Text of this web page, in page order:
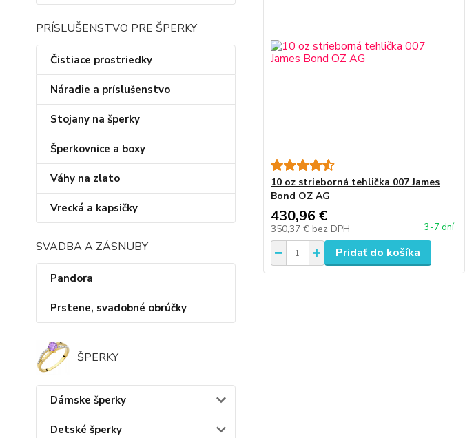
PRÍSLUŠENSTVO PRE ŠPERKY
Čistiace prostriedky
Náradie a príslušenstvo
Stojany na šperky
Šperkovnice a boxy
Váhy na zlato
Vrecká a kapsičky
SVADBA A ZÁSNUBY
Pandora
Prstene, svadobné obrúčky
ŠPERKY
Dámske šperky
Detské šperky
10 oz strieborná tehlička 007 James
Bond OZ AG
430,96 €
350,37 € bez DPH 3-7 dní
Pridať do košíka